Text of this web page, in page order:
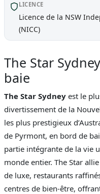
LICENCE
Licence de la NSW
(NICC)
The Star
baie
The Star Sydney est le
divertissement de la
les plus prestigieux
de Pyrmont, en bord de
partie intégrante de la vie
monde entier. The Star
de luxe, restaurants
centres de bien-être,